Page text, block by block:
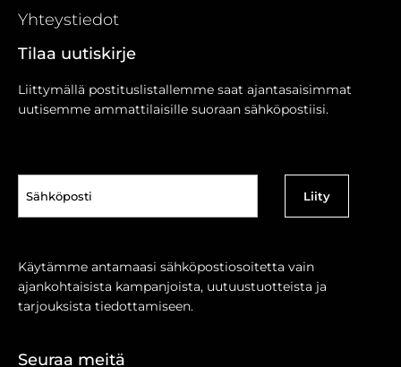
Yhteystiedot
Tilaa uutiskirje
Liittymällä postituslistallemme saat ajantasaisimmat
uutisemme ammattilaisille suoraan sähköpostiisi.
(Pakollinen)
Käytämme antamaasi sähköpostiosoitetta vain
ajankohtaisista kampanjoista, uutuustuotteista ja
tarjouksista tiedottamiseen.
Seuraa meitä